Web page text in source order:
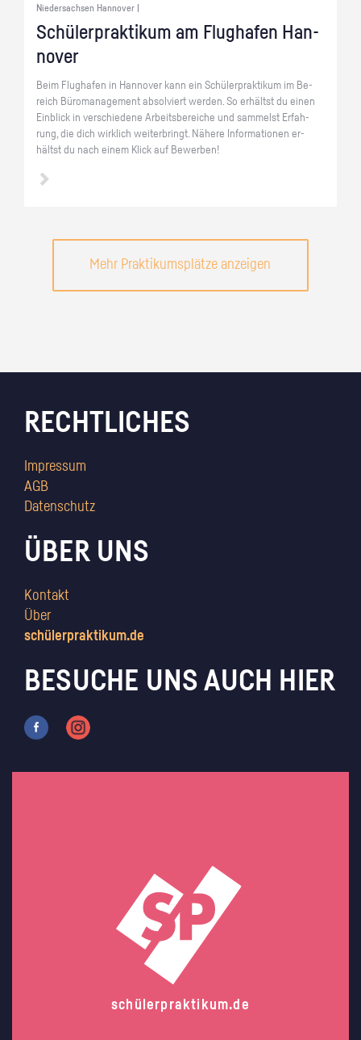
Niedersachsen Hannover |
Schü­ler­prak­ti­kum am Flug­ha­fen Han­
no­ver
Beim Flug­ha­fen in Han­no­ver kann ein Schü­ler­prak­ti­kum im Be­
reich Bü­ro­ma­nage­ment ab­sol­viert wer­den. So er­hältst du einen
Ein­blick in ver­schie­de­ne Ar­beits­be­rei­che und sam­melst Er­fah­
rung, die dich wirk­lich wei­ter­bringt. Nä­he­re In­for­ma­tio­nen er­
hältst du nach einem Klick auf Be­wer­ben!
Mehr Praktikumsplätze anzeigen
RECHTLICHES
Impressum
AGB
Datenschutz
ÜBER UNS
Kontakt
Über
schülerpraktikum.de
BESUCHE UNS AUCH HIER
schülerpraktikum.de